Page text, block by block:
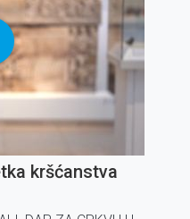
kršćanstva